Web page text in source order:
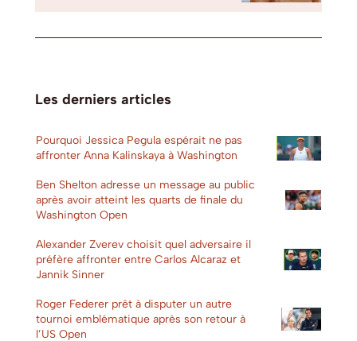
Les derniers articles
Pourquoi Jessica Pegula espérait ne pas
affronter Anna Kalinskaya à Washington
Ben Shelton adresse un message au public
après avoir atteint les quarts de finale du
Washington Open
Alexander Zverev choisit quel adversaire il
préfère affronter entre Carlos Alcaraz et
Jannik Sinner
Roger Federer prêt à disputer un autre
tournoi emblématique après son retour à
l’US Open